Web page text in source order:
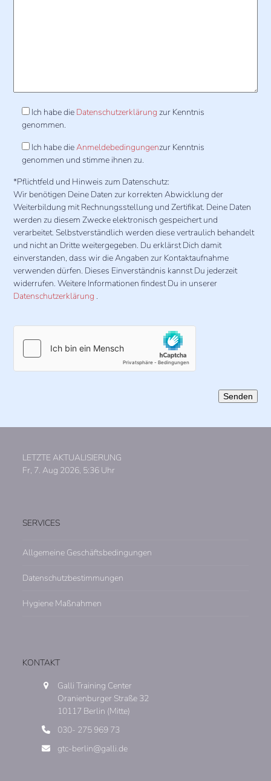
Ich habe die Datenschutzerklärung zur Kenntnis
genommen.
Ich habe dieAnmeldebedingungenzur Kenntnis
genommen und stimme ihnen zu.
*Pflichtfeld und Hinweis zum Datenschutz:
Wir benötigen Deine Daten zur korrekten Abwicklung der
Weiterbildung mit Rechnungsstellung und Zertifikat. Deine Daten
werden zu diesem Zwecke elektronisch gespeichert und
verarbeitet. Selbstverständlich werden diese vertraulich behandelt
und nicht an Dritte weitergegeben. Du erklärst Dich damit
einverstanden, dass wir die Angaben zur Kontaktaufnahme
verwenden dürfen. Dieses Einverständnis kannst Du jederzeit
widerrufen. Weitere Informationen findest Du in unserer
Datenschutzerklärung .
leer.
LETZTE AKTUALISIERUNG
Fr, 7. Aug 2026, 5:36 Uhr
SERVICES
Allgemeine Geschäftsbedingungen
Datenschutzbestimmungen
Hygiene Maßnahmen
KONTAKT
Galli Training Center
Oranienburger Straße 32
10117 Berlin (Mitte)
030- 275 969 73
gtc-berlin@galli.de